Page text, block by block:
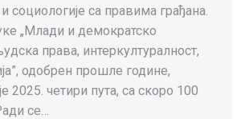
социологије са правима грађана.
„Млади и демократско
права, интеркултуралност,
одобрен прошле године,
2025. четири пута, са скоро 100
се…